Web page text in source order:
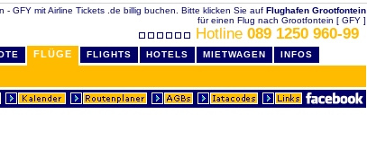
- GFY mit Airline Tickets .de billig buchen. Bitte klicken Sie auf Flughafen Grootfontein
für einen Flug nach Grootfontein [ GFY ]
Hotline 089 1250 960-99
FLÜGE FLIGHTS HOTELS MIETWAGEN INFOS